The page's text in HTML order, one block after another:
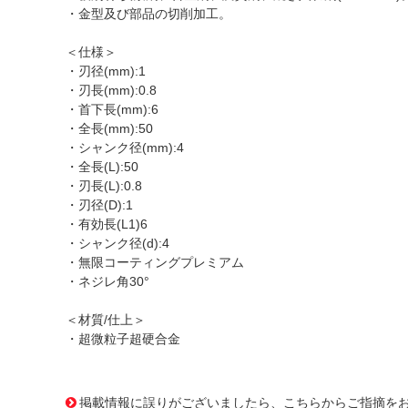
・金型及び部品の切削加工。
＜仕様＞
・刃径(mm):1
・刃長(mm):0.8
・首下長(mm):6
・全長(mm):50
・シャンク径(mm):4
・全長(L):50
・刃長(L):0.8
・刃径(D):1
・有効長(L1)6
・シャンク径(d):4
・無限コーティングプレミアム
・ネジレ角30°
＜材質/仕上＞
・超微粒子超硬合金
掲載情報に誤りがございましたら、こちらからご指摘を